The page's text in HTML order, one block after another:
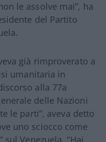
le assolve mai”, ha
del Partito
già rimproverato a
umanitaria in
alla 77a
delle Nazioni
le parti”, aveva detto
uno sciocco come
sul Venezuela. “Hai